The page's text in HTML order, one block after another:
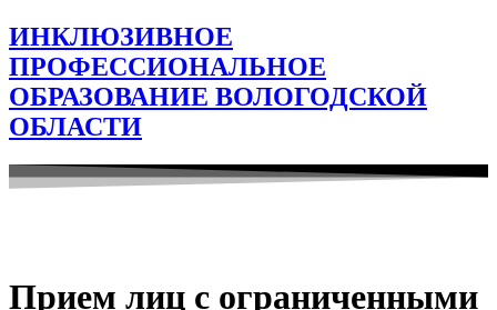
ИНКЛЮЗИВНОЕ
ПРОФЕССИОНАЛЬНОЕ
ОБРАЗОВАНИЕ ВОЛОГОДСКОЙ
ОБЛАСТИ
Прием лиц с ограниченными